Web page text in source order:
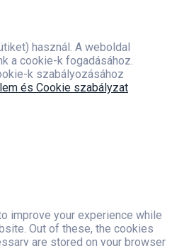
használ. A weboldal
a cookie-k fogadásához.
k szabályozásához
és Cookie szabályzat
improve your experience while
Out of these, the cookies
are stored on your browser